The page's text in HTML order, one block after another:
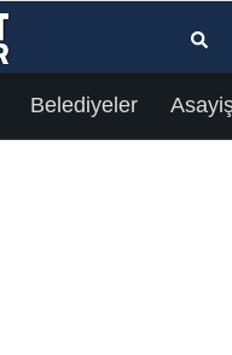
Belediyeler